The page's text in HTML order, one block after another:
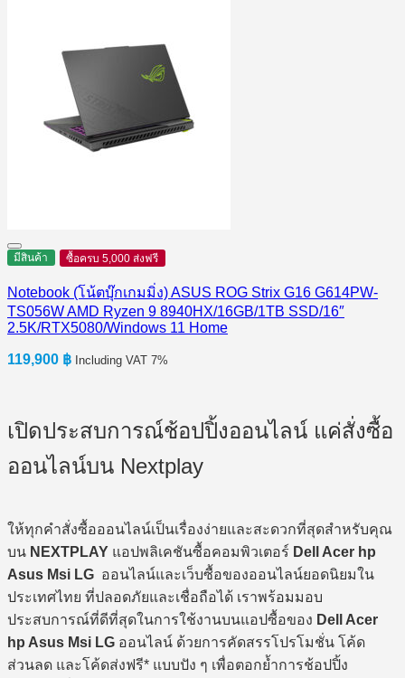
มีสินค้า ซื้อครบ 5,000 ส่งฟรี
Notebook (โน้ตบุ๊กเกมมิ่ง) ASUS ROG Strix G16 G614PW-
TS056W AMD Ryzen 9 8940HX/16GB/1TB SSD/16″
2.5K/RTX5080/Windows 11 Home
119,900 ฿ Including VAT 7%
เปิดประสบการณ์ช้อปปิ้งออนไลน์ แค่สั่งซื้อ
ออนไลน์บน Nextplay
ให้ทุกคำสั่งซื้อออนไลน์เป็นเรื่องง่ายและสะดวกที่สุดสำหรับคุณ
บน NEXTPLAY แอปพลิเคชันซื้อคอมพิวเตอร์ Dell Acer hp
Asus Msi LG ออนไลน์และเว็บซื้อของออนไลน์ยอดนิยมใน
ประเทศไทย ที่ปลอดภัยและเชื่อถือได้ เราพร้อมมอบ
ประสบการณ์ที่ดีที่สุดในการใช้งานบนแอปซื้อของ Dell Acer
hp Asus Msi LG ออนไลน์ ด้วยการคัดสรรโปรโมชั่น โค้ด
ส่วนลด และโค้ดส่งฟรี* แบบปัง ๆ เพื่อตอกย้ำการช้อปปิ้ง